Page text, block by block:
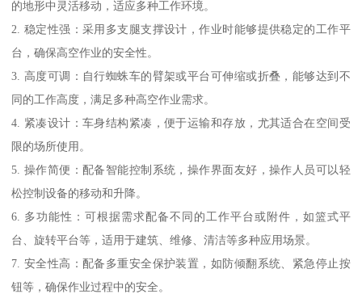
的地形中灵活移动，适应多种工作环境。
2. 稳定性强：采用多支腿支撑设计，作业时能够提供稳定的工作平
台，确保高空作业的安全性。
3. 高度可调：自行蜘蛛车的臂架或平台可伸缩或折叠，能够达到不
同的工作高度，满足多种高空作业需求。
4. 紧凑设计：车身结构紧凑，便于运输和存放，尤其适合在空间受
限的场所使用。
5. 操作简便：配备智能控制系统，操作界面友好，操作人员可以轻
松控制设备的移动和升降。
6. 多功能性：可根据需求配备不同的工作平台或附件，如篮式平
台、旋转平台等，适用于建筑、维修、清洁等多种应用场景。
7. 安全性高：配备多重安全保护装置，如防倾翻系统、紧急停止按
钮等，确保作业过程中的安全。